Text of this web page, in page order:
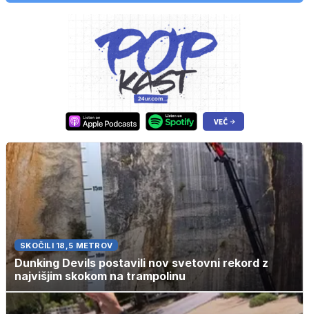
SKOČILI 18,5 METROV
Dunking Devils postavili nov svetovni rekord z
najvišjim skokom na trampolinu